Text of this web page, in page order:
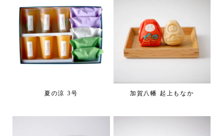
夏の涼 3号 加賀八幡 起上もなか